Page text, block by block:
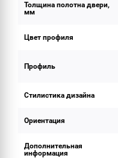
Толщина полотна двери,
мм
Цвет профиля
Профиль
Стилистика дизайна
Ориентация
Дополнительная
информация